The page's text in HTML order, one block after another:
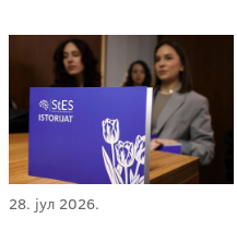
28. јул 2026.